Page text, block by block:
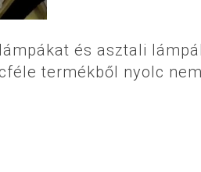
és asztali
termékből nyolc